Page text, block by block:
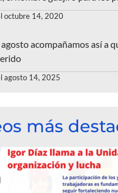
octubre 14, 2020
acompañamos así a
agosto 14, 2025
más